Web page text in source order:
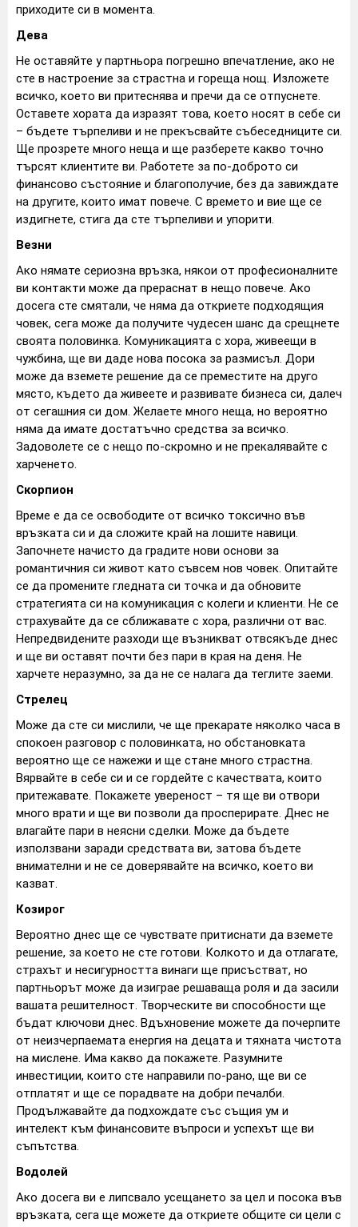
приходите си в момента.
Дева
Не оставяйте у партньора погрешно впечатление, ако не
сте в настроение за страстна и гореща нощ. Изложете
всичко, което ви притеснява и пречи да се отпуснете.
Оставете хората да изразят това, което носят в себе си
– бъдете търпеливи и не прекъсвайте събеседниците си.
Ще прозрете много неща и ще разберете какво точно
търсят клиентите ви. Работете за по-доброто си
финансово състояние и благополучие, без да завиждате
на другите, които имат повече. С времето и вие ще се
издигнете, стига да сте търпеливи и упорити.
Везни
Ако нямате сериозна връзка, някои от професионалните
ви контакти може да прераснат в нещо повече. Ако
досега сте смятали, че няма да откриете подходящия
човек, сега може да получите чудесен шанс да срещнете
своята половинка. Комуникацията с хора, живеещи в
чужбина, ще ви даде нова посока за размисъл. Дори
може да вземете решение да се преместите на друго
място, където да живеете и развивате бизнеса си, далеч
от сегашния си дом. Желаете много неща, но вероятно
няма да имате достатъчно средства за всичко.
Задоволете се с нещо по-скромно и не прекалявайте с
харченето.
Скорпион
Време е да се освободите от всичко токсично във
връзката си и да сложите край на лошите навици.
Започнете начисто да градите нови основи за
романтичния си живот като съвсем нов човек. Опитайте
се да промените гледната си точка и да обновите
стратегията си на комуникация с колеги и клиенти. Не се
страхувайте да се сближавате с хора, различни от вас.
Непредвидените разходи ще възникват отвсякъде днес
и ще ви оставят почти без пари в края на деня. Не
харчете неразумно, за да не се налага да теглите заеми.
Стрелец
Може да сте си мислили, че ще прекарате няколко часа в
спокоен разговор с половинката, но обстановката
вероятно ще се нажежи и ще стане много страстна.
Вярвайте в себе си и се гордейте с качествата, които
притежавате. Покажете увереност – тя ще ви отвори
много врати и ще ви позволи да просперирате. Днес не
влагайте пари в неясни сделки. Може да бъдете
използвани заради средствата ви, затова бъдете
внимателни и не се доверявайте на всичко, което ви
казват.
Козирог
Вероятно днес ще се чувствате притиснати да вземете
решение, за което не сте готови. Колкото и да отлагате,
страхът и несигурността винаги ще присъстват, но
партньорът може да изиграе решаваща роля и да засили
вашата решителност. Творческите ви способности ще
бъдат ключови днес. Вдъхновение можете да почерпите
от неизчерпаемата енергия на децата и тяхната чистота
на мислене. Има какво да покажете. Разумните
инвестиции, които сте направили по-рано, ще ви се
отплатят и ще се порадвате на добри печалби.
Продължавайте да подхождате със същия ум и
интелект към финансовите въпроси и успехът ще ви
съпътства.
Водолей
Ако досега ви е липсвало усещането за цел и посока във
връзката, сега ще можете да откриете общите си цели с